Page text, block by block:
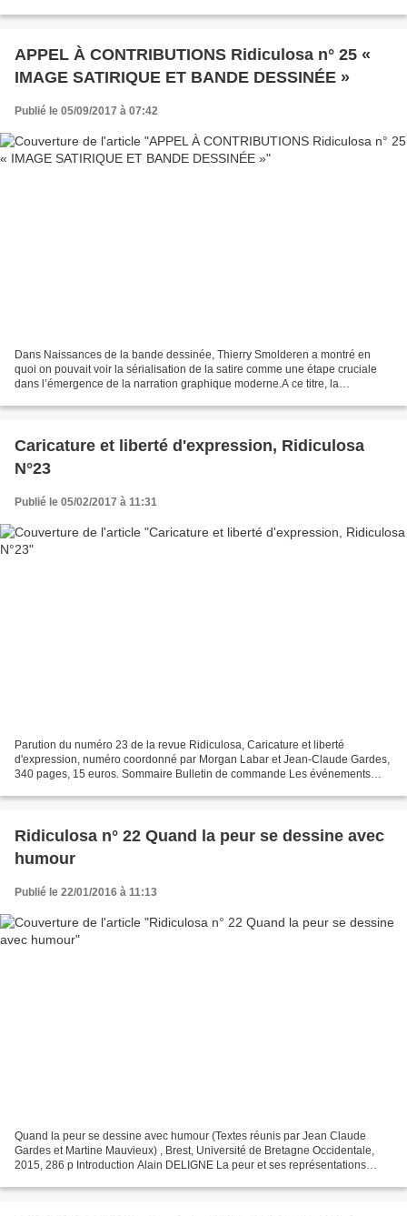
APPEL À CONTRIBUTIONS Ridiculosa n° 25 «
IMAGE SATIRIQUE ET BANDE DESSINÉE »
Publié le 05/09/2017 à 07:42
Dans Naissances de la bande dessinée, Thierry Smolderen a montré en
quoi on pouvait voir la sérialisation de la satire comme une étape cruciale
dans l’émergence de la narration graphique moderne.A ce titre, la
Caricature et liberté d'expression, Ridiculosa
N°23
Publié le 05/02/2017 à 11:31
Parution du numéro 23 de la revue Ridiculosa, Caricature et liberté
d'expression, numéro coordonné par Morgan Labar et Jean-Claude Gardes,
340 pages, 15 euros. Sommaire Bulletin de commande Les événements
Ridiculosa n° 22 Quand la peur se dessine avec
humour
Publié le 22/01/2016 à 11:13
Quand la peur se dessine avec humour (Textes réunis par Jean Claude
Gardes et Martine Mauvieux) , Brest, Université de Bretagne Occidentale,
2015, 286 p Introduction Alain DELIGNE La peur et ses représentations